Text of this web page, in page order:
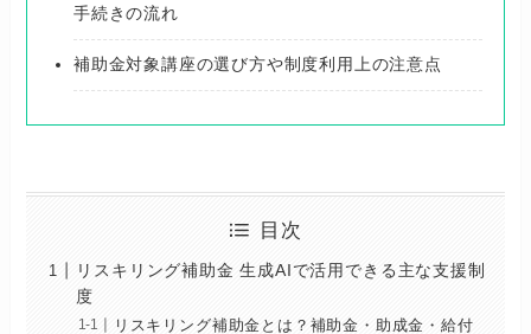
手続きの流れ
補助金対象講座の選び方や制度利用上の注意点
目次
リスキリング補助金 生成AIで活用できる主な支援制
度
リスキリング補助金とは？補助金・助成金・給付